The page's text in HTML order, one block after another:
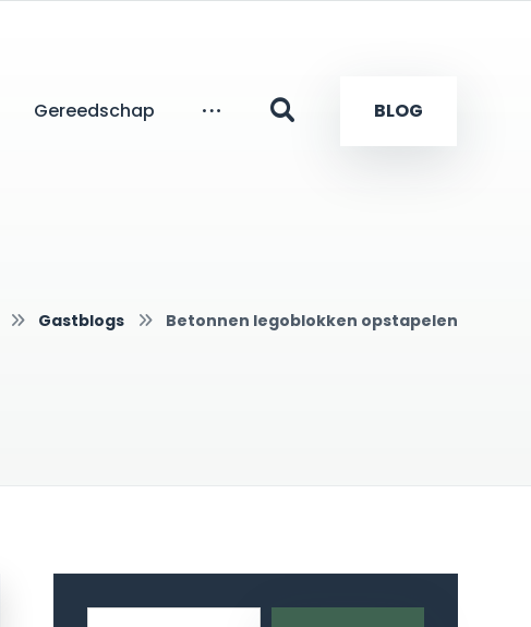
BLOG
Gereedschap
Gastblogs Betonnen legoblokken opstapelen